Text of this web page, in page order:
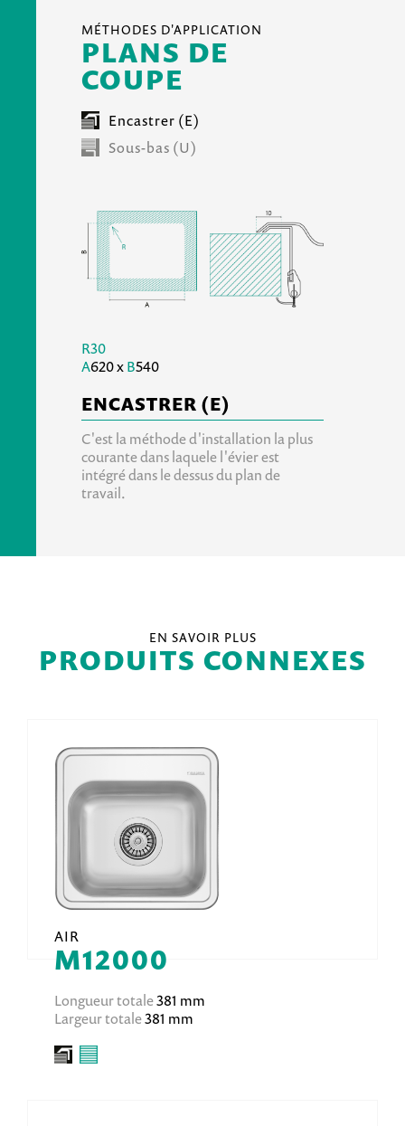
MÉTHODES D'APPLICATION
PLANS DE
COUPE
Encastrer (E)
Sous-bas (U)
R30
A620 xB540
ENCASTRER (E)
C'est la méthode d'installation la plus
courante dans laquele l'évier est
intégré dans le dessus du plan de
travail.
EN SAVOIR PLUS
PRODUITS CONNEXES
AIR
M12000
Longueur totale381 mm
Largeur totale381 mm